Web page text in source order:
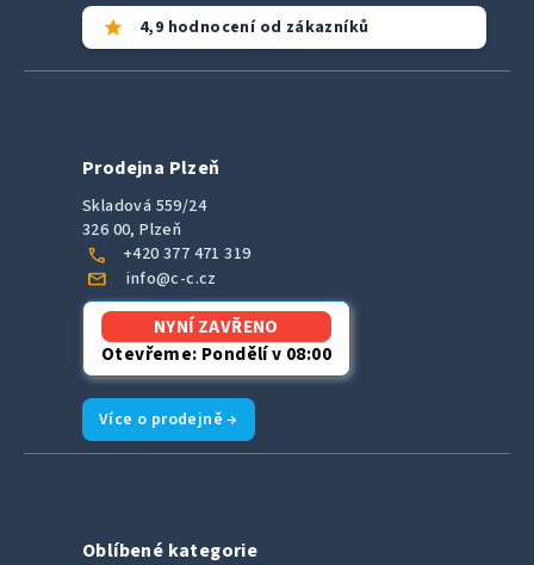
star 4,9 hodnocení od zákazníků
Prodejna Plzeň
Skladová 559/24
326 00, Plzeň
call +420 377 471 319
mail info@c-c.cz
NYNÍ ZAVŘENO
Otevřeme: Pondělí v 08:00
Více o prodejně →
Oblíbené kategorie